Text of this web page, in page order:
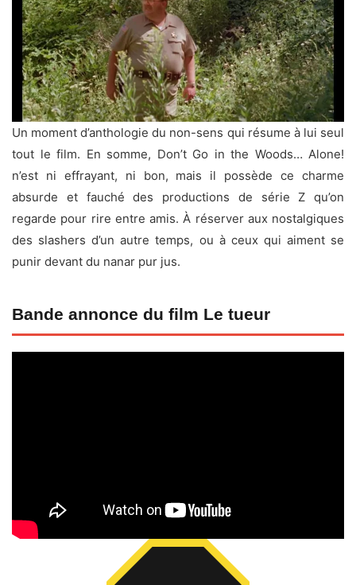
Un moment d’anthologie du non-sens qui résume à lui seul
tout le film. En somme, Don’t Go in the Woods… Alone!
n’est ni effrayant, ni bon, mais il possède ce charme
absurde et fauché des productions de série Z qu’on
regarde pour rire entre amis. À réserver aux nostalgiques
des slashers d’un autre temps, ou à ceux qui aiment se
punir devant du nanar pur jus.
Bande annonce du film Le tueur